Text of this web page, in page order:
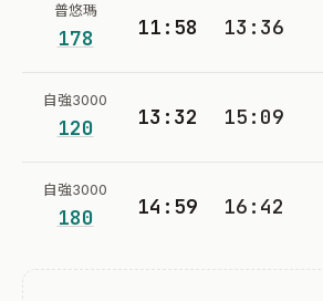
普悠瑪
178 11:58 13:36
自強3000
120 13:32 15:09
自強3000
180 14:59 16:42